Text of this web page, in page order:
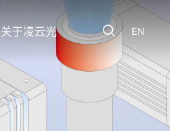
EN
关于凌云光